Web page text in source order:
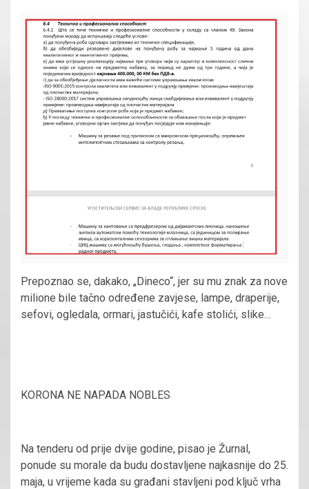
Prepoznao se, dakako, „Dineco“, jer su mu znak za nove
milione bile tačno određene zavjese, lampe, draperije,
sefovi, ogledala, ormari, jastučići, kafe stolići, slike…
KORONA NE NAPADA NOBLES
Na tenderu od prije dvije godine, pisao je Žurnal,
ponude su morale da budu dostavljene najkasnije do 25.
maja, u vrijeme kada su građani stavljeni pod ključ vrha